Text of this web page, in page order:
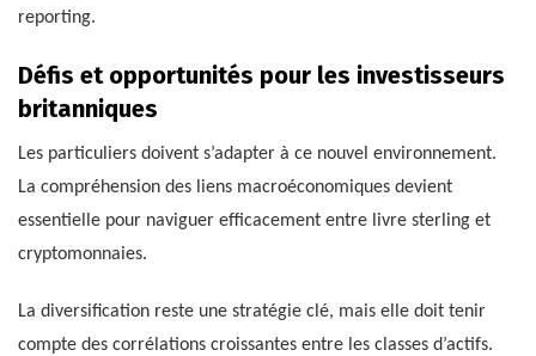
reporting.
Défis et opportunités pour les investisseurs
britanniques
Les particuliers doivent s’adapter à ce nouvel environnement.
La compréhension des liens macroéconomiques devient
essentielle pour naviguer efficacement entre livre sterling et
cryptomonnaies.
La diversification reste une stratégie clé, mais elle doit tenir
compte des corrélations croissantes entre les classes d’actifs.